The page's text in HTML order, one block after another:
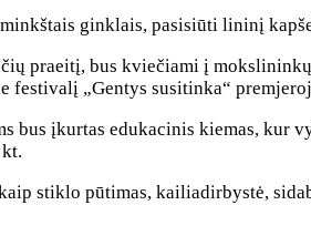
ginklais, pasisiūti lininį
praeitį, bus kviečiami į
„Gentys susitinka“
bus įkurtas edukacinis kiemas,
stiklo pūtimas, kailiadirbystė,